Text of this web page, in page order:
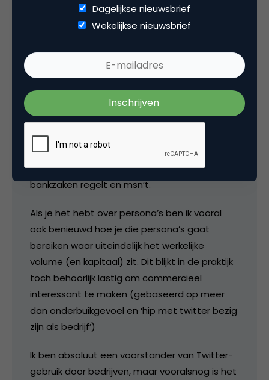
goeroe’s, etc, etc. Dus de gebruikersgroep lijkt
ook logischerwijs te bestaan uit personen die
wijzen, retweeten, etc.
een boodschap te verspreiden als ‘sneezers’,
maar ik ben toch nog wat terughoudender als
het gaat om het bereiken van de massa die
nog altijd met name emailt, het nieuws leest,
hyved, een keer een uitzending terugkijkt, zijn
bankzaken regelt en msn’t.
Als je het hebt over persona’s ben ik vooral
ook benieuwd hoe je die persona’s gaat
bereiken waar uiteindelijk het werkelijke
volume (en kapitaal) zit. Dit blijkt in de praktijk
toch behoorlijk lastig om commerciëel
interessant te maken (gebaseerd op meer
dan onderbuikgevoel en ‘hip met twitter bezig
zijn als bedrijf’)
Ik ben absoluut een voorstander van Twitter-
gebruik door bedrijven, maar vooralsnog is het
Dagelijkse nieuwsbrief
Wekelijkse nieuwsbrief